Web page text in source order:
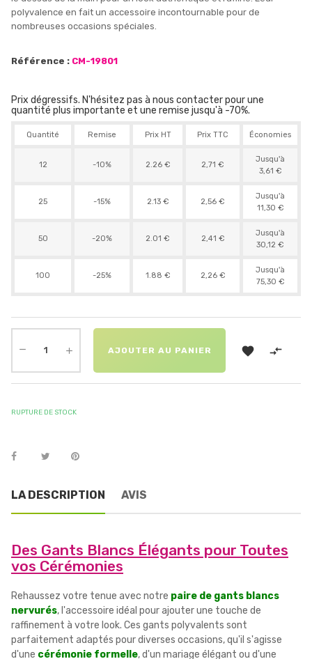
polyvalence en fait un accessoire incontournable pour de
nombreuses occasions spéciales.
Référence : CM-19801
Prix dégressifs. N'hésitez pas à nous contacter pour une
quantité plus importante et une remise jusqu'à -70%.
Quantité Remise Prix HT Prix TTC Économies
12 -10% 2.26 € 2,71 €
Jusqu'à
3,61 €
25 -15% 2.13 € 2,56 €
Jusqu'à
11,30 €
50 -20% 2.01 € 2,41 €
Jusqu'à
30,12 €
100 -25% 1.88 € 2,26 €
Jusqu'à
75,30 €
AJOUTER AU PANIER  
RUPTURE DE STOCK
LA DESCRIPTION AVIS
Des Gants Blancs Élégants pour Toutes
vos Cérémonies
Rehaussez votre tenue avec notre paire de gants blancs
nervurés, l'accessoire idéal pour ajouter une touche de
raffinement à votre look. Ces gants polyvalents sont
parfaitement adaptés pour diverses occasions, qu'il s'agisse
d'une cérémonie formelle, d'un mariage élégant ou d'une